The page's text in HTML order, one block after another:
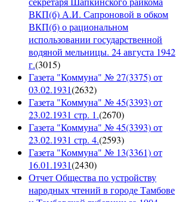
ВКП(б) А.И. Сапроновой в обком
ВКП(б) о рациональном
использовании государственной
водяной мельницы. 24 августа 1942
г.(3015)
Газета "Коммуна" № 27(3375) от
03.02.1931(2632)
Газета "Коммуна" № 45(3393) от
23.02.1931 стр. 1.(2670)
Газета "Коммуна" № 45(3393) от
23.02.1931 стр. 4.(2593)
Газета "Коммуна" № 13(3361) от
16.01.1931(2430)
Отчет Общества по устройству
народных чтений в городе Тамбове